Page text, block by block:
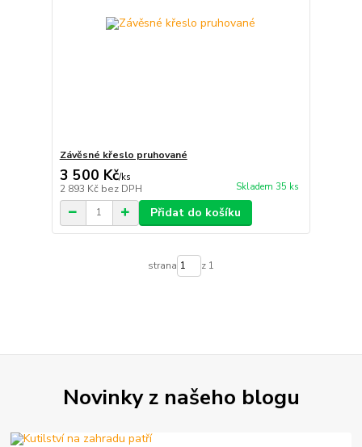
Závěsné křeslo pruhované
3 500 Kč/ks
2 893 Kč bez DPH Skladem 35 ks
Přidat do košíku
strana z 1
Novinky z našeho blogu